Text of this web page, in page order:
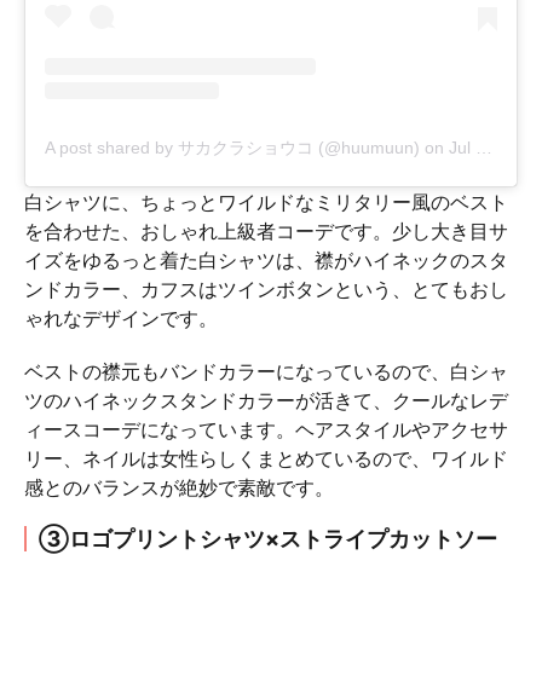
A post shared by サカクラショウコ (@huumuun) on Jul 9, 2020 at 4:30am PDT
白シャツに、ちょっとワイルドなミリタリー風のベスト
を合わせた、おしゃれ上級者コーデです。少し大き目サ
イズをゆるっと着た白シャツは、襟がハイネックのスタ
ンドカラー、カフスはツインボタンという、とてもおし
ゃれなデザインです。
ベストの襟元もバンドカラーになっているので、白シャ
ツのハイネックスタンドカラーが活きて、クールなレデ
ィースコーデになっています。ヘアスタイルやアクセサ
リー、ネイルは女性らしくまとめているので、ワイルド
感とのバランスが絶妙で素敵です。
③ロゴプリントシャツ×ストライプカットソー